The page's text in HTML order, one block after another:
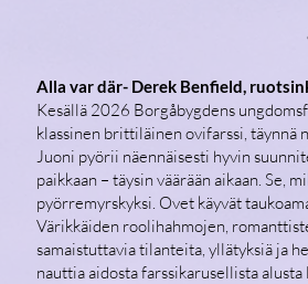
Alla var där- Derek Benfield,
Kesällä 2026 Borgåbygdens
klassinen brittiläinen ovifarssi, täynnä
Juoni pyörii näennäisesti hyvin
paikkaan – täysin väärään aikaan. Se,
pyörremyrskyksi. Ovet käyvät
Värikkäiden roolihahmojen,
samaistuttavia tilanteita, yllätyksiä ja
nauttia aidosta farssikarusellista alusta